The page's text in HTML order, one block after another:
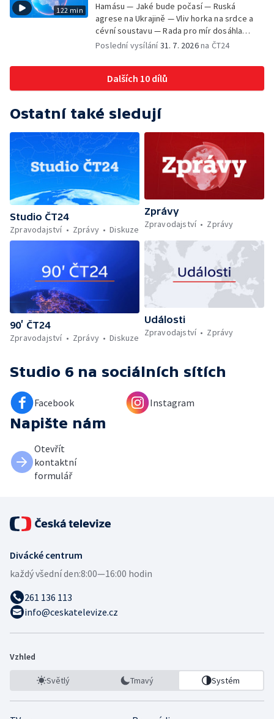
122 min
Hamásu — Jaké bude počasí — Ruská
agrese na Ukrajině — Vliv horka na srdce a
cévní soustavu — Rada pro mír dosáhla
dohody o odzbrojení Hamásu — Dokument
začíná výplata superdávky — Tropické
teploty zatěžují i volně žijící zvířata
Poslední vysílání31. 7. 2026na ČT24
Dalších 10 dílů
Ostatní také sledují
Studio ČT24
Zpravodajství
Zprávy Diskuze
Zprávy
Zpravodajství
Zprávy
90’ ČT24
Zpravodajství
Zprávy Diskuze
Události
Zpravodajství
Zprávy
Studio 6 na sociálních sítích
Facebook Instagram
Napište nám
Otevřít
kontaktní
formulář
Divácké centrum
každý všední den:8:00—16:00 hodin
261 136 113
info@ceskatelevize.cz
Vzhled
Světlý Tmavý Systém